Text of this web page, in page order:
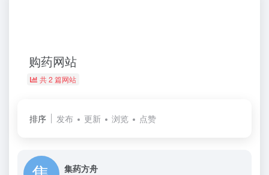
购药网站
共 2 篇网站
排序 发布 更新 浏览 点赞
集药方舟